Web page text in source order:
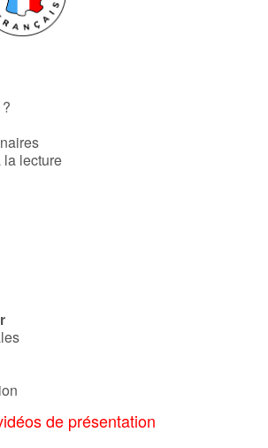
et poésie
aventure
la lecture
de présentation